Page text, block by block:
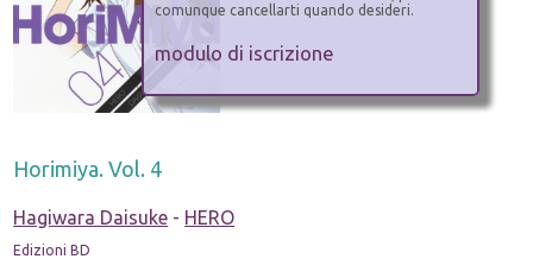
Horimiya. Vol. 4
Hagiwara Daisuke - HERO
Edizioni BD
comunque cancellarti quando desideri.
modulo di iscrizione